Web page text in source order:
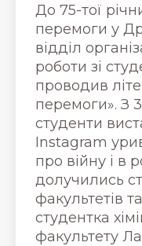
До 75-тої
перемоги у
відділ
роботи зі
проводив
перемоги». З
студенти
Instagram
про війну і в
долучились
факультетів
студентка
факультету